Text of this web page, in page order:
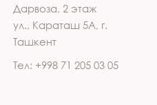
Дарвоза, 2 этаж
ул., Караташ 5А, г.
Ташкент
Тел: +998 71 205 03 05